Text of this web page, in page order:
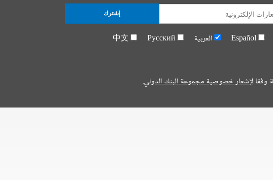
Español العربية Русский
中文
وفقالإشعار خصوصية مجموعة البنك الدولي.
إشترك